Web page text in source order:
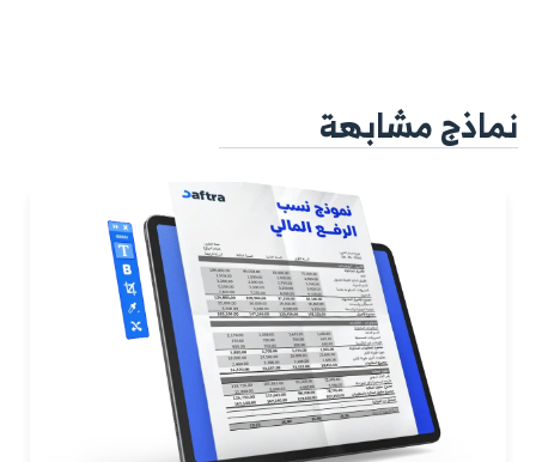
نماذج مشابهة